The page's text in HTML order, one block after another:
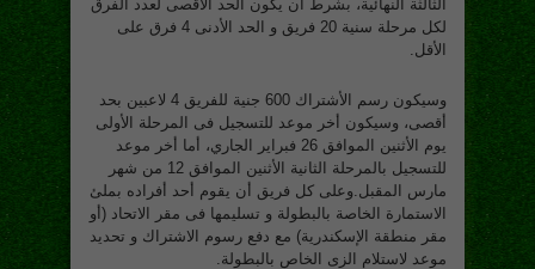
الثالثة النهائية، بشرط أن يكون الحد الأقصى لعدد الفرق
لكل مرحلة سنية 20 فريق و الحد الأدنى 4 فرق على
الأقل.
وسيكون رسم الأشتراك 600 جنية للفريق 4 لاعبين بحد
أقصى، وسيكون أخر موعد للتسجيل فى المرحلة الأولى
يوم الأثنين الموافق 26 فبراير الجاري، أما أخر موعد
للتسجيل بالمرحلة الثانية الأثنين الموافق 12 من شهر
مارس المقبل.وعلى كل فريق أن يقوم أحد أفراده بملئ
الاستمارة الخاصة بالبطولة و تسليمها فى مقر الاتحاد (أو
مقر منطقة الإسكندرية) مع دفع رسوم الاشتراك و تحديد
موعد لاستلام الزى الخاص بالبطولة.